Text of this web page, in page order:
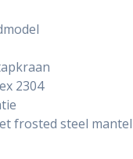
2304
frosted steel mantel